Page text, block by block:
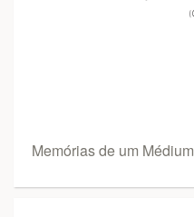
Memórias de um Médium